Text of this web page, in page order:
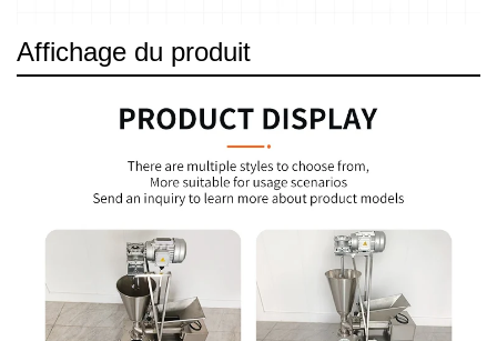
Affichage du produit